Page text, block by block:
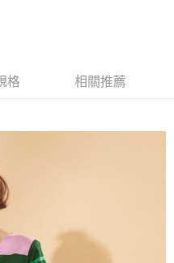
成立後會自動跳轉到大哥付的交易
數、繳款截止日，確認付款後即完
或遇審核未通過，訂單將自動取
未達大哥付你分期系統評分，恕無
分期」於每月結算日後寄送繳費提
商條碼／台灣大直營門市／銀行轉
繳費。
需儲值。
可結帳。
。
後，將跳轉至「AFTEE先享後付」
即可完成結帳。
簡訊。
簡訊中的連結，可透過四大超商／
運費
免運費
格 相關推薦